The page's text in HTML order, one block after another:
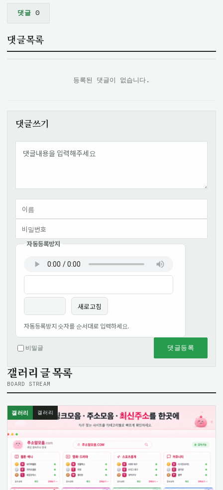
댓글 0
댓글목록
등록된 댓글이 없습니다.
댓글쓰기
이름필수
비밀번호필수
자동등록방지
새로고침
자동등록방지 숫자를 순서대로 입력하세요.
비밀글 댓글등록
갤러리 글 목록
BOARD STREAM
갤러리 갤러리